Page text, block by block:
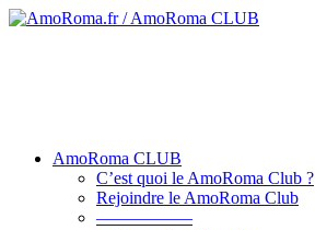
AmoRoma CLUB
C’est quoi le AmoRoma Club ?
Rejoindre le AmoRoma Club
—————–